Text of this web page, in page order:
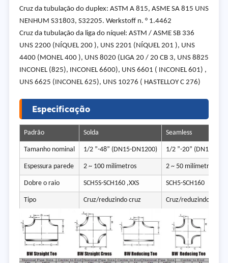
Cruz da tubulação do duplex: ASTM A 815, ASME SA 815 UNS
NENHUM S31803, S32205. Werkstoff n. ° 1.4462
Cruz da tubulação da liga do níquel: ASTM / ASME SB 336
UNS 2200 (NÍQUEL 200 ), UNS 2201 (NÍQUEL 201 ), UNS
4400 (MONEL 400 ), UNS 8020 (LIGA 20 / 20 CB 3, UNS 8825
INCONEL (825), INCONEL 6600), UNS 6601 ( INCONEL 601) ,
UNS 6625 (INCONEL 625), UNS 10276 ( HASTELLOY C 276)
Especificação
Padrão Solda Seamless
Tamanho nominal 1/2 ”-48” (DN15-DN1200) 1/2 ”-20” (DN15-
Espessura parede 2 ~ 100 milímetros 2 ~ 50 milímetros
Dobre o raio SCH5S-SCH160 ,XXS SCH5-SCH160
Tipo Cruz/reduzindo cruz Cruz/reduzindo cruz